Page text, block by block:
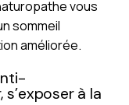
vous
sommeil
améliorée.
à la